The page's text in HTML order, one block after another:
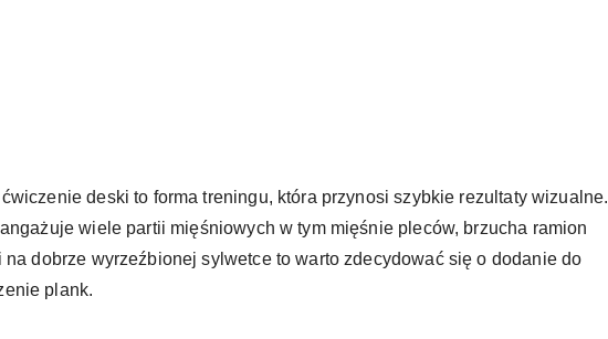
deski to forma treningu, która przynosi szybkie rezultaty wizualne.
wiele partii mięśniowych w tym mięśnie pleców, brzucha ramion
dobrze wyrzeźbionej sylwetce to warto zdecydować się o dodanie do
plank.